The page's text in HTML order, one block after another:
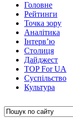
Головне
Рейтинги
Точка зору
Аналітика
Інтерв’ю
Столиця
Дайджест
TOP For UA
Суспiльство
Культура